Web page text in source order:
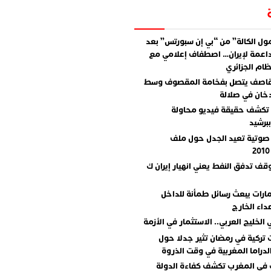
الكالة” من “بي إن سبورتس” بعد
لإيران… اصطفاف إعلامي مع
الجزائري
يتصل بفخامة المقصوف وسط
في صلالة
تكشف حقيقة فيديو محاولة
صوتية تعيد الجدل حول ملف
تدفق النفط يعني انهيار إيران ك
يبعث رسائل طمأنة للداخل
الخارج
الخليج العربي.. الاستثمار في الأزمة
في رمضان تثير جدلا حول
المغربية في وقت الذروة
في المغرب تكشف كفاءة الدولة